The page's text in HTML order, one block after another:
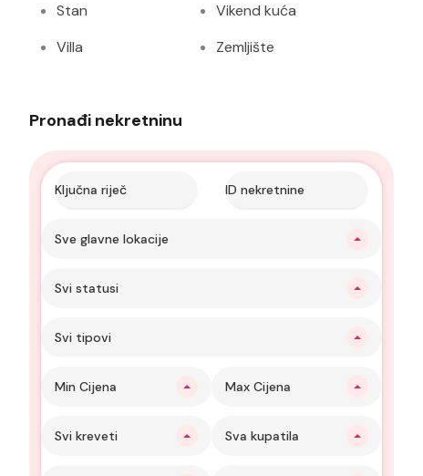
Stan
Vikend kuća
Villa
Zemljište
Pronađi nekretninu
Sve glavne lokacije
Svi statusi
Svi tipovi
Min Cijena Max Cijena
Svi kreveti Sva kupatila